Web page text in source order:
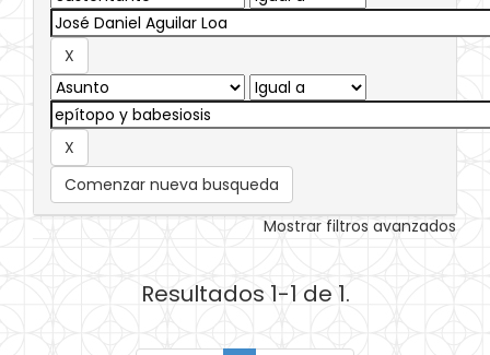
Comenzar nueva busqueda
Mostrar filtros avanzados
Resultados 1-1 de 1.